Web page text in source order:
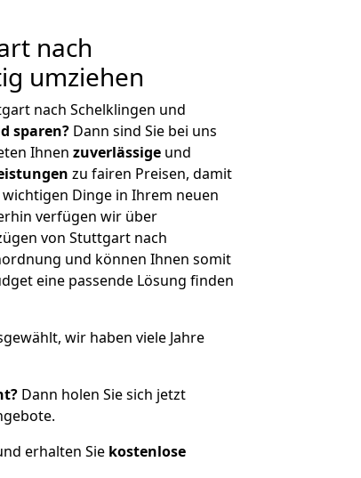
nach
umziehen
nach Schelklingen und
sparen? Dann sind Sie bei uns
Ihnen zuverlässige und
zu fairen Preisen, damit
Dinge in Ihrem neuen
verfügen wir über
von Stuttgart nach
und können Ihnen somit
eine passende Lösung finden
wir haben viele Jahre
Dann holen Sie sich jetzt
erhalten Sie kostenlose